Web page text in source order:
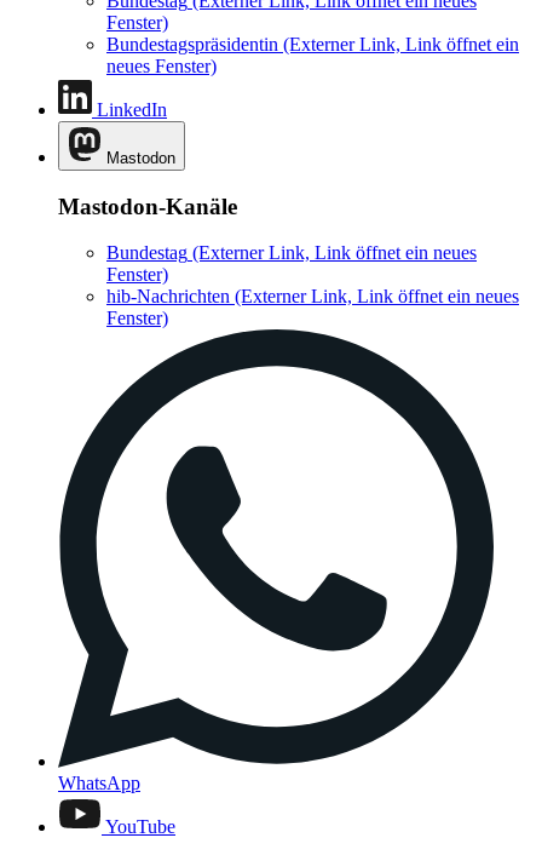
Fenster)
Bundestagspräsidentin (Externer Link, Link öffnet ein
neues Fenster)
LinkedIn
Mastodon
Mastodon-Kanäle
Bundestag (Externer Link, Link öffnet ein neues
Fenster)
hib-Nachrichten (Externer Link, Link öffnet ein neues
Fenster)
WhatsApp
YouTube